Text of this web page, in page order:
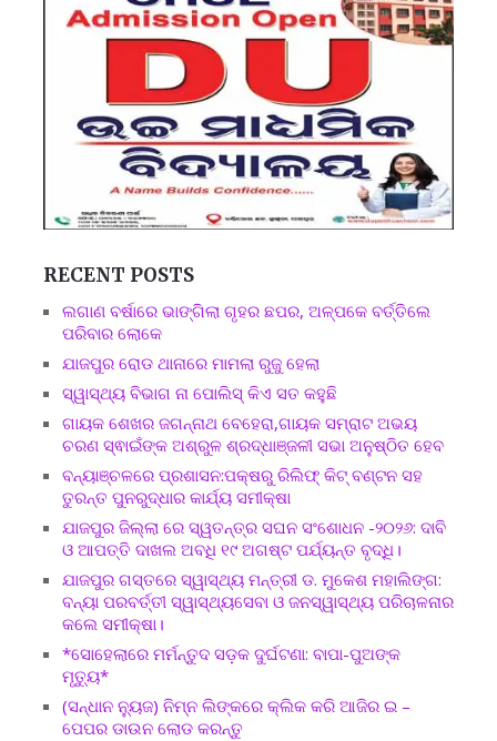
RECENT POSTS
ଲଗାଣ ବର୍ଷାରେ ଭାଙ୍ଗିଲା ଗୃହର ଛପର, ଅଳ୍ପକେ ବର୍ତ୍ତିଲେ
ପରିବାର ଲୋକେ
ଯାଜପୁର ରୋଡ ଥାନାରେ ମାମଲା ରୁଜୁ ହେଲା
ସ୍ୱାସ୍ଥ୍ୟ ବିଭାଗ ନା ପୋଲିସ୍ କିଏ ସତ କହୁଛି
ଗାୟକ ଶେଖର ଜଗନ୍ନାଥ ବେହେରା,ଗାୟକ ସମ୍ରାଟ ଅଭୟ
ଚରଣ ସ୍ଵାଇଁଙ୍କ ଅଶ୍ରୁଳ ଶ୍ରଦ୍ଧାଞ୍ଜଳୀ ସଭା ଅନୁଷ୍ଠିତ ହେବ
ବନ୍ୟାଞ୍ଚଳରେ ପ୍ରଶାସନ:ପକ୍ଷରୁ ରିଲିଫ୍ କିଟ୍ ବଣ୍ଟନ ସହ
ତୁରନ୍ତ ପୁନରୁଦ୍ଧାର କାର୍ଯ୍ୟ ସମୀକ୍ଷା
ଯାଜପୁର ଜିଲ୍ଲା ରେ ସ୍ୱତନ୍ତ୍ର ସଘନ ସଂଶୋଧନ -୨୦୨୬: ଦାବି
ଓ ଆପତ୍ତି ଦାଖଲ ଅବଧି ୧୯ ଅଗଷ୍ଟ ପର୍ଯ୍ୟନ୍ତ ବୃଦ୍ଧି।
ଯାଜପୁର ଗସ୍ତରେ ସ୍ୱାସ୍ଥ୍ୟ ମନ୍ତ୍ରୀ ଡ. ମୁକେଶ ମହାଲିଙ୍ଗ:
ବନ୍ୟା ପରବର୍ତ୍ତୀ ସ୍ୱାସ୍ଥ୍ୟସେବା ଓ ଜନସ୍ୱାସ୍ଥ୍ୟ ପରିଚାଳନାର
କଲେ ସମୀକ୍ଷା।
*ସୋହେଲାରେ ମର୍ମନ୍ତୁଦ ସଡ଼କ ଦୁର୍ଘଟଣା: ବାପା-ପୁଅଙ୍କ
ମୃତ୍ୟୁ*
(ସନ୍ଧାନ ନ୍ୟୁଜ) ନିମ୍ନ ଲିଙ୍କରେ କ୍ଲିକ କରି ଆଜିର ଇ –
ପେପର ଡାଉନ ଲୋଡ କରନ୍ତୁ